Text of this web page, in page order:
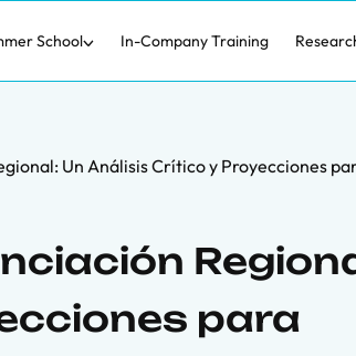
School In-Company Training
Un Análisis Crítico y Proyecciones
para